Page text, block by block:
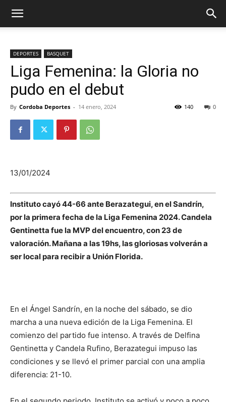
DEPORTES BASQUET
Liga Femenina: la Gloria no
pudo en el debut
By Cordoba Deportes - 14 enero, 2024 0
140
13/01/2024
Instituto cayó 44-66 ante Berazategui, en el Sandrín,
por la primera fecha de la Liga Femenina 2024. Candela
Gentinetta fue la MVP del encuentro, con 23 de
valoración. Mañana a las 19hs, las gloriosas volverán a
ser local para recibir a Unión Florida.
En el Ángel Sandrín, en la noche del sábado, se dio
marcha a una nueva edición de la Liga Femenina. El
comienzo del partido fue intenso. A través de Delfina
Gentinetta y Candela Rufino, Berazategui impuso las
condiciones y se llevó el primer parcial con una amplia
diferencia: 21-10.